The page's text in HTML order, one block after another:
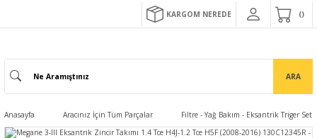
KARGOM NEREDE
ARA
Anasayfa Aracınız İçin Tüm Parçalar Filtre - Yağ Bakım - Eksantrik Triger